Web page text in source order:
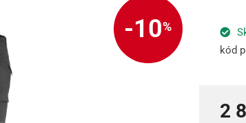
-10%
kód
2